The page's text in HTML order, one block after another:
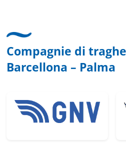
Compagnie di
Barcellona – Palma